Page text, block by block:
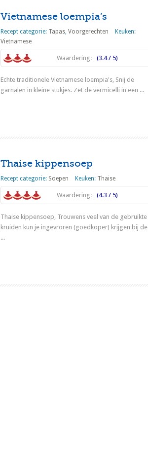
Vietnamese loempia’s
Recept categorie: Tapas Voorgerechten
Keuken:
Vietnamese
Waardering: (3.4 / 5)
Echte traditionele Vietnamese loempia's, Snij de
garnalen in kleine stukjes. Zet de vermicelli in een ...
Thaise kippensoep
Recept categorie: Soepen Keuken: Thaise
Waardering: (4.3 / 5)
Thaise kippensoep, Trouwens veel van de gebruikte
kruiden kun je ingevroren (goedkoper) krijgen bij de
...